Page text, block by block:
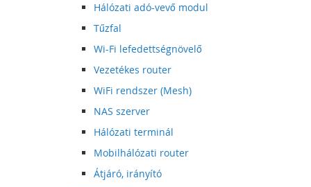
Hálózati adó-vevő modul
Tűzfal
Wi-Fi lefedettségnövelő
Vezetékes router
WiFi rendszer (Mesh)
NAS szerver
Hálózati terminál
Mobilhálózati router
Átjáró, irányító